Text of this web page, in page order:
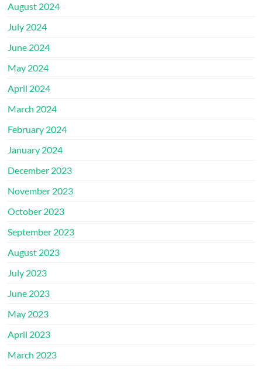
August 2024
July 2024
June 2024
May 2024
April 2024
March 2024
February 2024
January 2024
December 2023
November 2023
October 2023
September 2023
August 2023
July 2023
June 2023
May 2023
April 2023
March 2023